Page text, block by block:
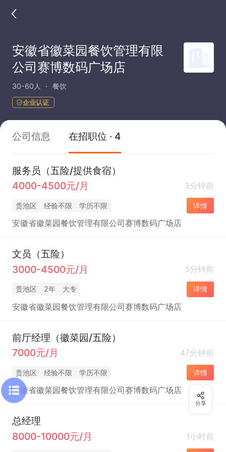
安徽省徽菜园餐饮管理有限
公司赛博数码广场店
30-60人 餐饮
企业认证
公司信息 在招职位 · 4
服务员（五险/提供食宿）
4000-4500元/月
3分钟前
贵池区 经验不限 学历不限 详情
安徽省徽菜园餐饮管理有限公司赛博数码广场店
文员（五险）
3000-4500元/月
5分钟前
贵池区 2年 大专 详情
安徽省徽菜园餐饮管理有限公司赛博数码广场店
前厅经理（徽菜园/五险）
7000元/月
47分钟前
贵池区 经验不限 学历不限 详情
安徽省徽菜园餐饮管理有限公司赛博数码广场店
总经理
8000-10000元/月
1小时前
分享